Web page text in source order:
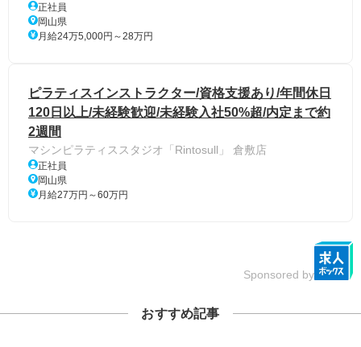
正社員
岡山県
月給24万5,000円～28万円
ピラティスインストラクター/資格支援あり/年間休日
120日以上/未経験歓迎/未経験入社50%超/内定まで約
2週間
マシンピラティススタジオ「Rintosull」 倉敷店
正社員
岡山県
月給27万円～60万円
Sponsored by
おすすめ記事